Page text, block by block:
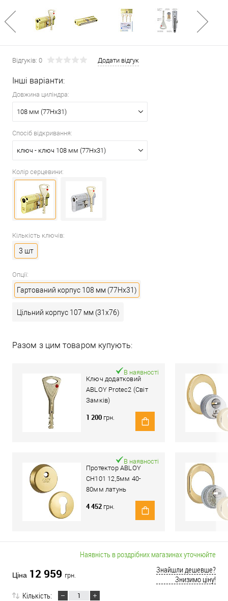
Відгуків: 0 Додати відгук
Інші варіанти:
Довжина циліндра:
108 мм (77Hx31)
Спосіб відкривання:
ключ - ключ 108 мм (77Hx31)
Колір серцевини:
Кількість ключів:
3 шт
Опції:
Гартований корпус 108 мм (77Hx31)
Цільний корпус 107 мм (31x76)
Разом з цим товаром купують:
Ключ додатковий
ABLOY Protec2 (Світ
Замків)
В наявності
1 200 грн.
Протектор ABLOY
CH101 12,5мм 40-
80мм латунь
В наявності
4 452 грн.
Наявність в роздрібних магазинах уточнюйте
Ціна 12 959 грн.
Знайшли дешевше?
Знизимо ціну!
Кількість: